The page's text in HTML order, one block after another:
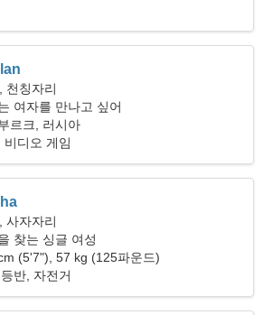
천칭자리
여자를 만나고 싶어
르크, 러시아
비디오 게임
사자자리
찾는 싱글 여성
(5'7"), 57 kg (125파운드)
반, 자전거